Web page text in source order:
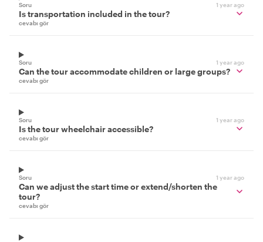
Soru 1 year ago
Is transportation included in the tour?
cevabı gör
Soru 1 year ago
Can the tour accommodate children or large groups?
cevabı gör
Soru 1 year ago
Is the tour wheelchair accessible?
cevabı gör
Soru 1 year ago
Can we adjust the start time or extend/shorten the
tour?
cevabı gör